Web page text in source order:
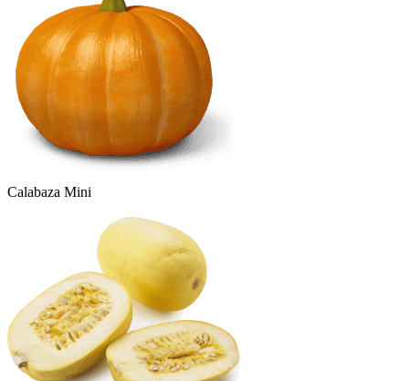
Calabaza Mini